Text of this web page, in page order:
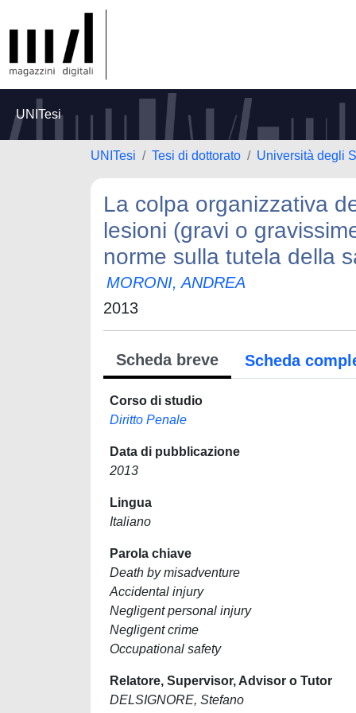
UNITesi
UNITesi Tesi di dottorato Università degli
La colpa organizzativa
lesioni (gravi o
norme sulla tutela della
MORONI, ANDREA
2013
Scheda breve Scheda
Corso di studio
Diritto Penale
Data di pubblicazione
2013
Lingua
Italiano
Parola chiave
Death by misadventure
Accidental injury
Negligent personal injury
Negligent crime
Occupational safety
Relatore, Supervisor, Advisor o Tutor
DELSIGNORE, Stefano